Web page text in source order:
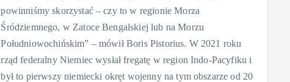
powinniśmy skorzystać – czy to w regionie Morza
Śródziemnego, w Zatoce Bengalskiej lub na Morzu
Południowochińskim” – mówił Boris Pistorius. W 2021 roku
rząd federalny Niemiec wysłał fregatę w region Indo-Pacyfiku i
był to pierwszy niemiecki okręt wojenny na tym obszarze od 20